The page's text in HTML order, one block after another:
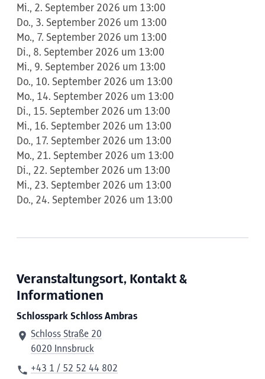
Mi., 2. September 2026 um 13:00
Do., 3. September 2026 um 13:00
Mo., 7. September 2026 um 13:00
Di., 8. September 2026 um 13:00
Mi., 9. September 2026 um 13:00
Do., 10. September 2026 um 13:00
Mo., 14. September 2026 um 13:00
Di., 15. September 2026 um 13:00
Mi., 16. September 2026 um 13:00
Do., 17. September 2026 um 13:00
Mo., 21. September 2026 um 13:00
Di., 22. September 2026 um 13:00
Mi., 23. September 2026 um 13:00
Do., 24. September 2026 um 13:00
Veranstaltungsort, Kontakt &
Informationen
Schlosspark Schloss Ambras
Schloss Straße 20
6020 Innsbruck
+43 1 / 52 52 44 802